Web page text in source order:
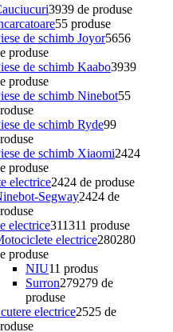
3939 de produse
55 produse
de schimb Joyor5656
produse
de schimb Kaabo3939
produse
de schimb Ninebot55
de schimb Ryde99
de schimb Xiaomi2424
produse
electrice2424 de produse
Segway2424 de
electrice311311 produse
electrice280280
produse
NIU11 produs
Surron279279 de
produse
electrice2525 de